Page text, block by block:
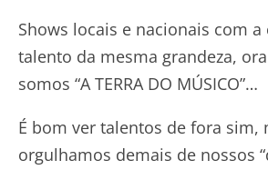
Shows locais e nacionais com a
talento da mesma grandeza,
somos “A TERRA DO MÚSICO”…
É bom ver talentos de fora sim,
orgulhamos demais de nossos